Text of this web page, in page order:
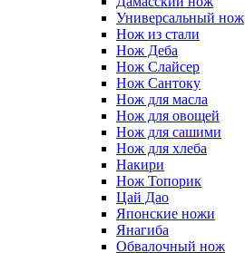
Универсальный нож
Нож из стали
Нож Деба
Нож Слайсер
Нож Сантоку
Нож для масла
Нож для овощей
Нож для сашими
Нож для хлеба
Накири
Нож Топорик
Цай Дао
Японские ножи
Янагиба
Обвалочный нож